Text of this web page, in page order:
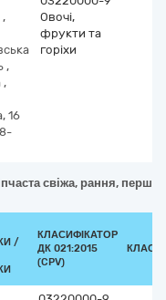
,
,
,
16
Овочі,
фрукти та
горіхи
свіжа, рання,
/
КЛАСИФІКАТОР
ДК 021:2015
(CPV)